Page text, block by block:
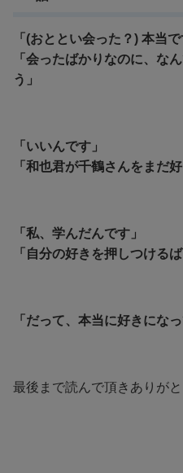
「(おととい会った？) 本当で
「会ったばかりなのに、な
う」
「いいんです」
「和也君が千鶴さんをまだ
「私、学んだんです」
「自分の好きを押しつける
「だって、本当に好きにな
最後まで読んで頂きありがと